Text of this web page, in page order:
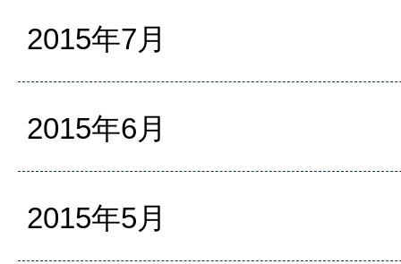
2015年7月
2015年6月
2015年5月